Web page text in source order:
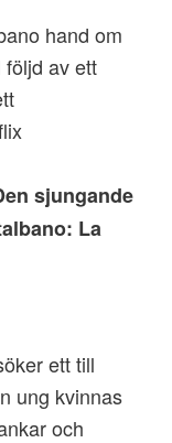
hand om
av ett
sjungande
La
ett till
ung kvinnas
och